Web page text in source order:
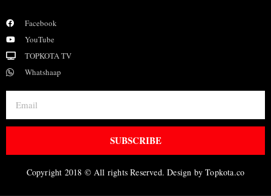
Facebook
YouTube
TOPKOTA TV
Whatshaap
SUBSCRIBE
Copyright 2018 © All rights Reserved. Design by Topkota.co